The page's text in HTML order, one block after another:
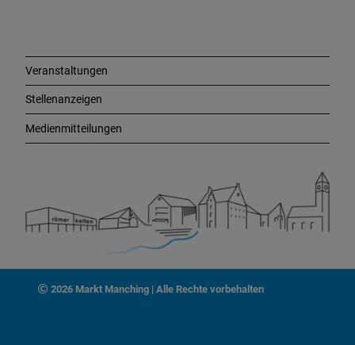
Veranstaltungen
Stellenanzeigen
Medienmitteilungen
2026 Markt Manching | Alle Rechte vorbehalten